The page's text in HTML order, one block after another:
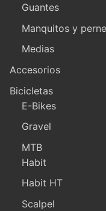
Guantes
Manquitos y
Medias
Accesorios
Bicicletas
E-Bikes
Gravel
MTB
Habit
Habit HT
Scalpel